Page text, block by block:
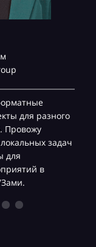
для разного
Провожу
задач
для
в